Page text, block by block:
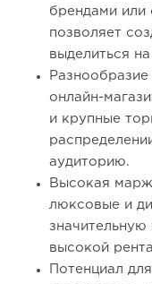
брендами или
позволяет
выделиться
онлайн-
и крупные
аудиторию.
Высокая
люксовые и
значительную
высокой
Потенциал